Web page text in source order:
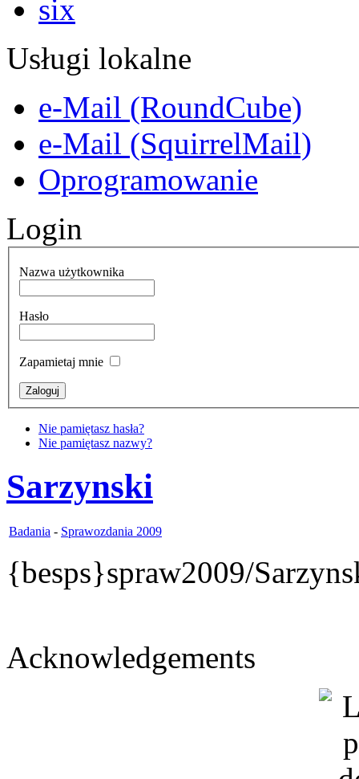
Usługi lokalne
e-Mail (RoundCube)
e-Mail (SquirrelMail)
Oprogramowanie
Login
Nazwa użytkownika
Hasło
Zapamietaj mnie
Nie pamiętasz hasła?
Nie pamiętasz nazwy?
Sarzynski
Badania - Sprawozdania 2009
{besps}spraw2009/
Acknowledgements